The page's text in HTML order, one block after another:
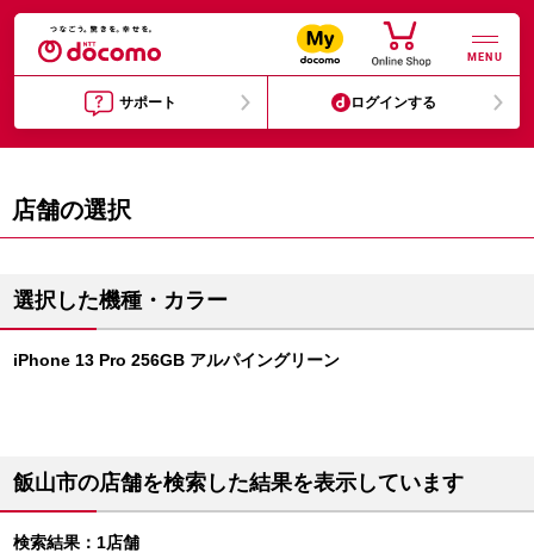
MENU
サポート ログインする
店舗の選択
選択した機種・カラー
iPhone 13 Pro 256GB アルパイングリーン
飯山市の店舗を検索した結果を表示しています
検索結果：1店舗